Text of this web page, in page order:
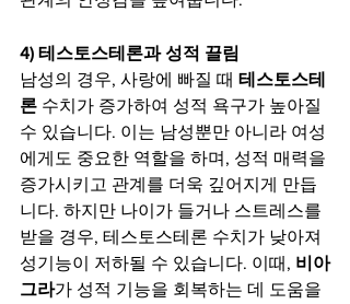
4) 테스토스테론과 성적 끌림
남성의 경우, 사랑에 빠질 때 테스토스테
론 수치가 증가하여 성적 욕구가 높아질
수 있습니다. 이는 남성뿐만 아니라 여성
에게도 중요한 역할을 하며, 성적 매력을
증가시키고 관계를 더욱 깊어지게 만듭
니다. 하지만 나이가 들거나 스트레스를
받을 경우, 테스토스테론 수치가 낮아져
성기능이 저하될 수 있습니다. 이때, 비아
그라가 성적 기능을 회복하는 데 도움을